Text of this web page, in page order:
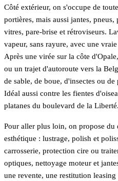
Côté extérieur, on s'occupe de
portières, mais aussi jantes, pneus,
vitres, pare-brise et rétroviseurs.
vapeur, sans rayure, avec une
Après une virée sur la côte
ou un trajet d'autoroute vers la
de sable, de boue, d'insectes ou
Idéal aussi contre les fientes
platanes du boulevard de la Liberté.
Pour aller plus loin, on propose du
esthétique : lustrage, polish et
carrosserie, protection cire ou
optiques, nettoyage moteur et
une revente, une restitution